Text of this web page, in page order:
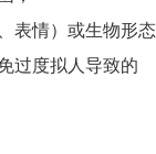
表情）或生物形态
过度拟人导致的